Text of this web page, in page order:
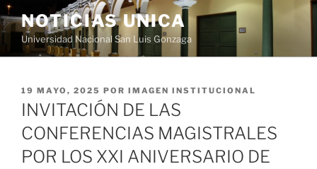
Saltar
al
contenido
NOTICIAS UNICA
Universidad Nacional San Luis Gonzaga
PUBLICADO
EL
19 MAYO, 2025 POR IMAGEN INSTITUCIONAL
INVITACIÓN DE LAS
CONFERENCIAS MAGISTRALES
POR LOS XXI ANIVERSARIO DE